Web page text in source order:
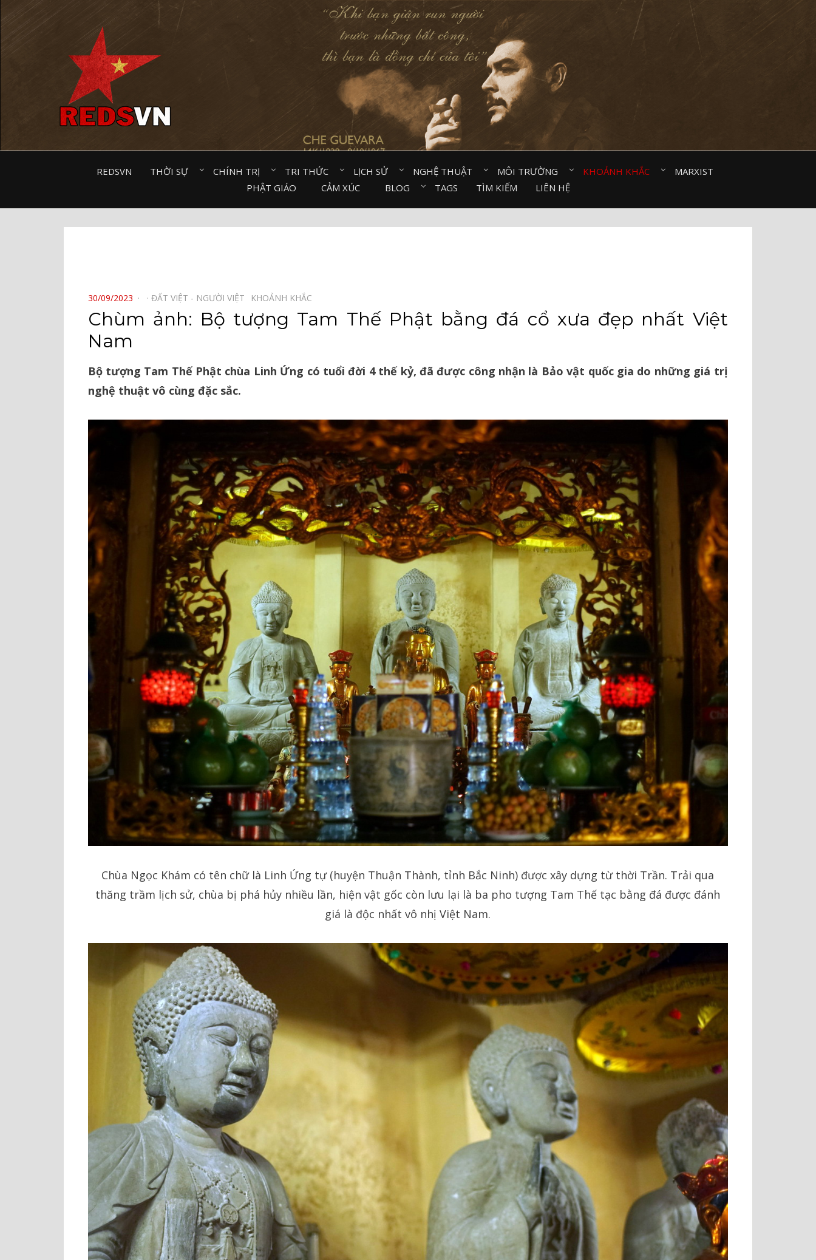
REDSVN THỜI SỰ⠀ CHÍNH TRỊ⠀ TRI THỨC⠀ LỊCH SỬ⠀ NGHỆ THUẬT⠀ MÔI TRƯỜNG⠀ KHOẢNH KHẮC⠀
MARXIST⠀
PHẬT GIÁO⠀
CẢM XÚC⠀ BLOG⠀ TAGS TÌM KIẾM LIÊN HỆ
POSTED
ON
30/09/2023 ĐẤT VIỆT - NGƯỜI VIỆT⠀ KHOẢNH KHẮC⠀
Chùm ảnh: Bộ tượng Tam Thế Phật bằng đá cổ xưa đẹp nhất Việt
Nam
Bộ tượng Tam Thế Phật chùa Linh Ứng có tuổi đời 4 thế kỷ, đã được công nhận là Bảo vật quốc gia do những giá trị
nghệ thuật vô cùng đặc sắc.
Chùa Ngọc Khám có tên chữ là Linh Ứng tự (huyện Thuận Thành, tỉnh Bắc Ninh) được xây dựng từ thời Trần. Trải qua
thăng trầm lịch sử, chùa bị phá hủy nhiều lần, hiện vật gốc còn lưu lại là ba pho tượng Tam Thế tạc bằng đá được đánh
giá là độc nhất vô nhị Việt Nam.